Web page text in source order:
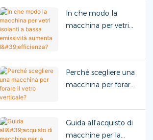
In che modo la
macchina per vetri
l'efficienza?
Perché scegliere una
macchina per forare
Guida all'acquisto di
macchine per la